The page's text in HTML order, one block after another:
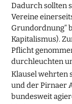
Dadurch sollten
Vereine
Grundordnung“
Kapitalismus).
Pflicht
durchleuchten
Klausel wehrten
und der Pirnaer
bundesweit